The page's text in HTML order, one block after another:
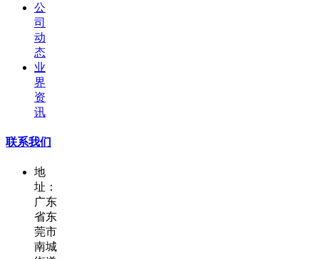
公
司
动
态
业
界
资
讯
联系我们
地
址：
广东
省东
莞市
南城